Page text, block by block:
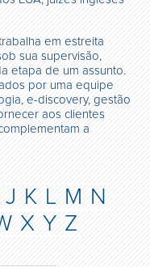
em estreita
sua supervisão,
etapa de um assunto.
por uma equipe
e-discovery, gestão
aos clientes
a
J K L M N
X Y Z